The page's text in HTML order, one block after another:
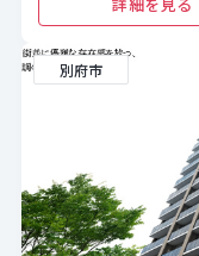
別府市